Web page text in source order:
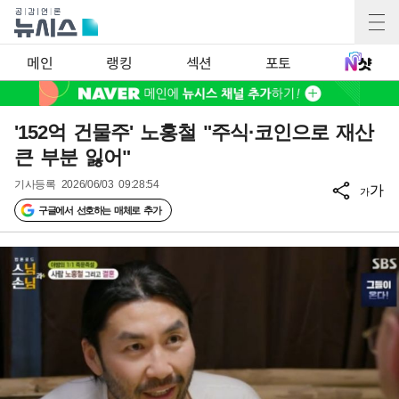
메인 랭킹 섹션 포토
'152억 건물주' 노홍철 "주식·코인으로 재산
큰 부분 잃어"
기사등록 2026/06/03 09:28:54
구글에서 선호하는 매체로 추가
가가